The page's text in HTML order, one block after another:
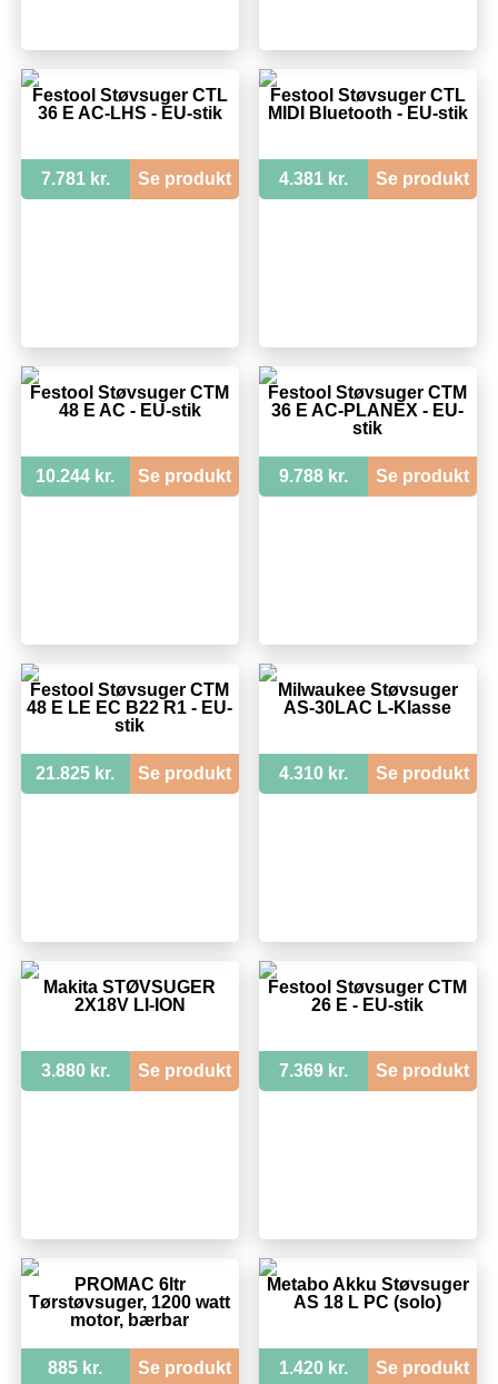
Festool Støvsuger CTL
36 E AC-LHS - EU-stik
7.781 kr. Se produkt
Festool Støvsuger CTL
MIDI Bluetooth - EU-stik
4.381 kr. Se produkt
Festool Støvsuger CTM
48 E AC - EU-stik
10.244 kr. Se produkt
Festool Støvsuger CTM
36 E AC-PLANEX - EU-
stik
9.788 kr. Se produkt
Festool Støvsuger CTM
48 E LE EC B22 R1 - EU-
stik
21.825 kr. Se produkt
Milwaukee Støvsuger
AS-30LAC L-Klasse
4.310 kr. Se produkt
Makita STØVSUGER
2X18V LI-ION
3.880 kr. Se produkt
Festool Støvsuger CTM
26 E - EU-stik
7.369 kr. Se produkt
PROMAC 6ltr
Tørstøvsuger, 1200 watt
motor, bærbar
885 kr. Se produkt
Metabo Akku Støvsuger
AS 18 L PC (solo)
1.420 kr. Se produkt